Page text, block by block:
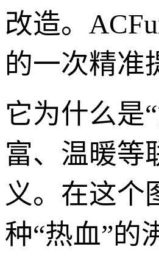
改造。
的一次精准
它为什么是
富、温暖等
义。在这个
种“热血”的